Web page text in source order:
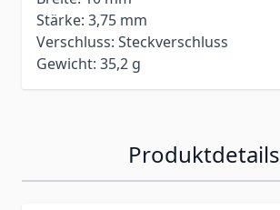
Stärke: 3,75 mm
Verschluss: Steckverschluss
Gewicht: 35,2 g
Produktdetails